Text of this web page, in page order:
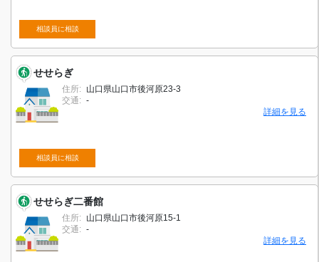
相談員に相談
せせらぎ
住所:
山口県山口市後河原23-3
交通: -
詳細を見る
相談員に相談
せせらぎ二番館
住所:
山口県山口市後河原15-1
交通: -
詳細を見る